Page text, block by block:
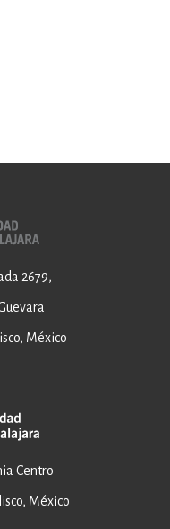
2679,
México
Centro
México